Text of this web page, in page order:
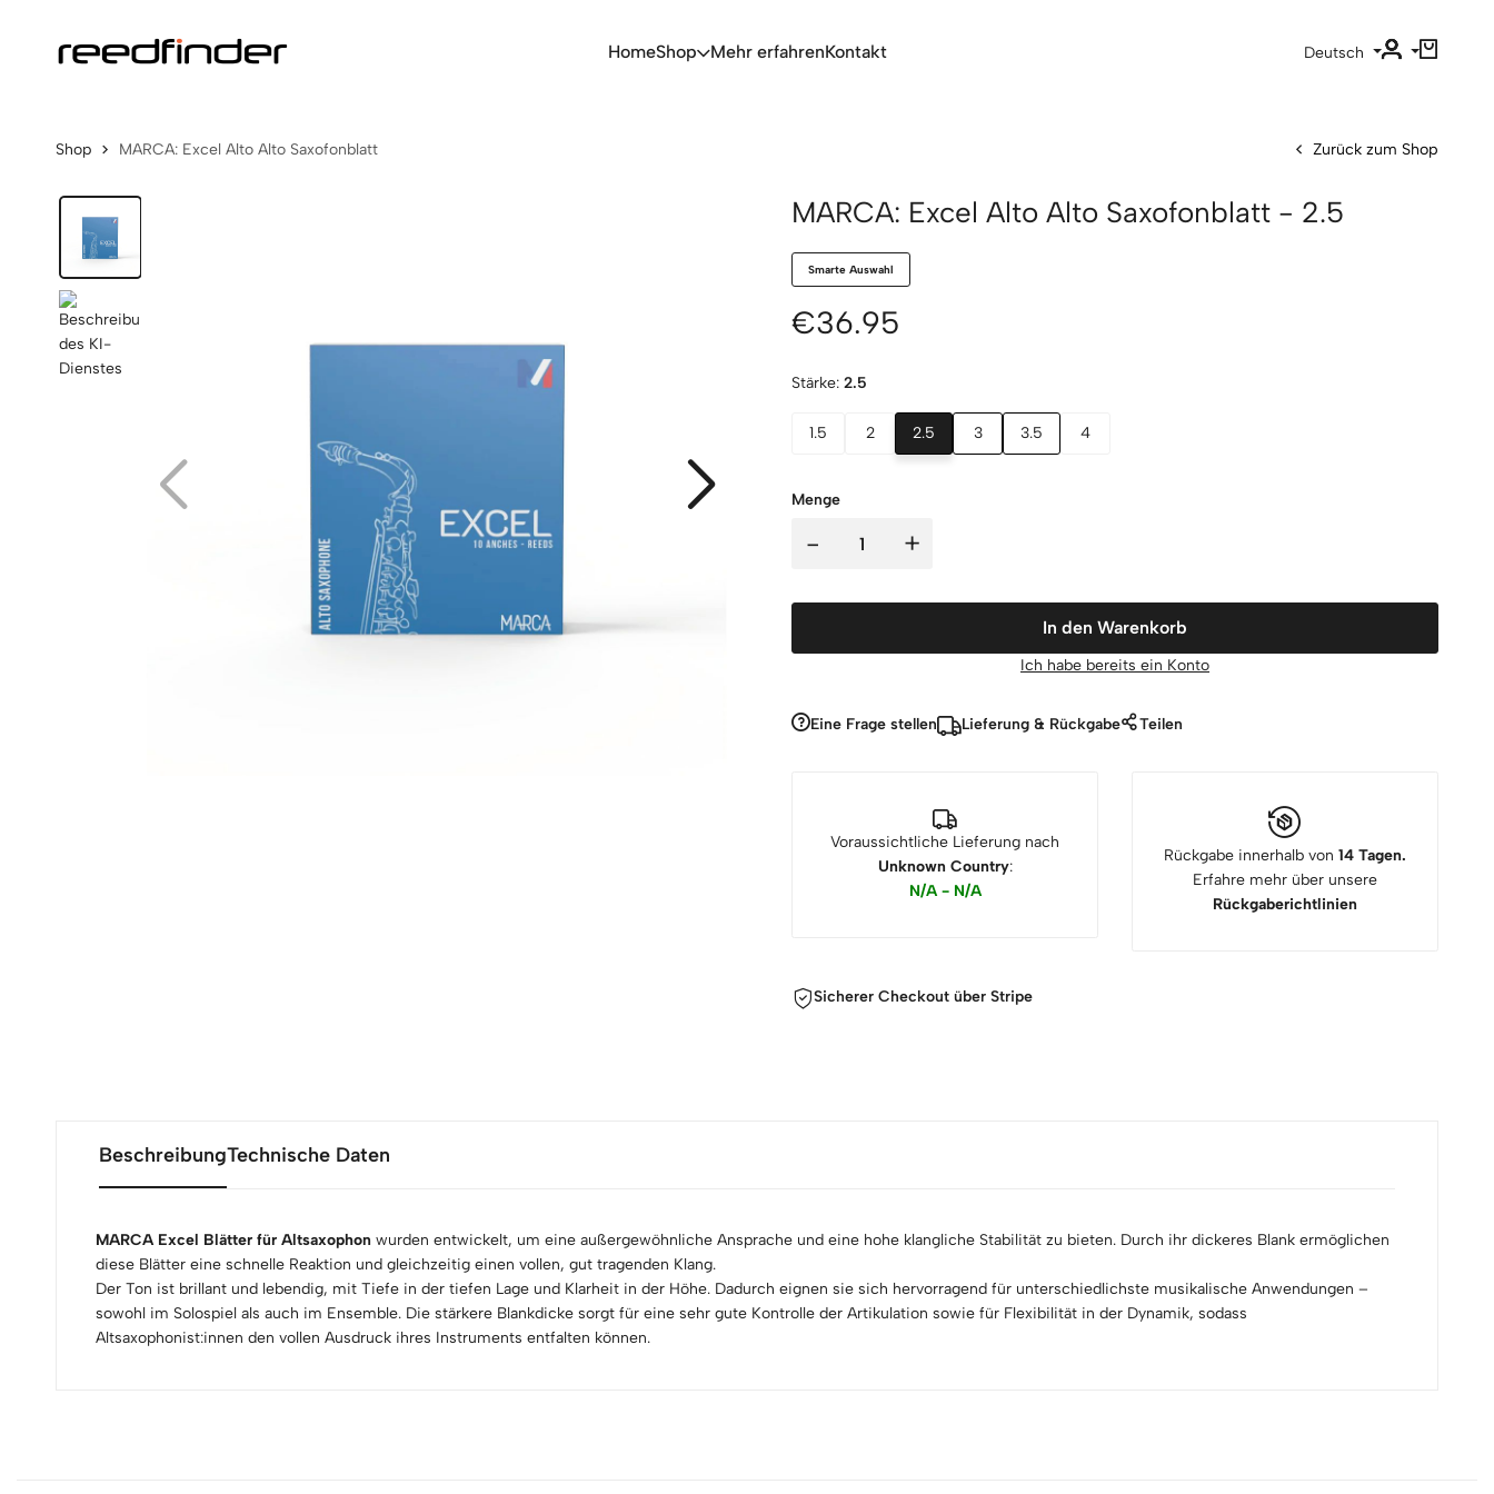
HomeShop Mehr erfahrenKontakt Deutsch
Shop MARCA: Excel Alto Alto Saxofonblatt Zurück zum Shop
MARCA: Excel Alto Alto Saxofonblatt - 2.5
Smarte Auswahl
€36.95
Stärke: 2.5
1.5 2 2.5 3 3.5 4
Menge
- +
In den Warenkorb
Ich habe bereits ein Konto
Eine Frage stellen Lieferung & Rückgabe Teilen
Voraussichtliche Lieferung nach
Unknown Country:
N/A - N/A
Rückgabe innerhalb von 14 Tagen.
Erfahre mehr über unsere
Rückgaberichtlinien
Sicherer Checkout über Stripe
BeschreibungTechnische Daten
MARCA Excel Blätter für Altsaxophon wurden entwickelt, um eine außergewöhnliche Ansprache und eine hohe klangliche Stabilität zu bieten. Durch ihr dickeres Blank ermöglichen
diese Blätter eine schnelle Reaktion und gleichzeitig einen vollen, gut tragenden Klang.
Der Ton ist brillant und lebendig, mit Tiefe in der tiefen Lage und Klarheit in der Höhe. Dadurch eignen sie sich hervorragend für unterschiedlichste musikalische Anwendungen –
sowohl im Solospiel als auch im Ensemble. Die stärkere Blankdicke sorgt für eine sehr gute Kontrolle der Artikulation sowie für Flexibilität in der Dynamik, sodass
Altsaxophonist:innen den vollen Ausdruck ihres Instruments entfalten können.